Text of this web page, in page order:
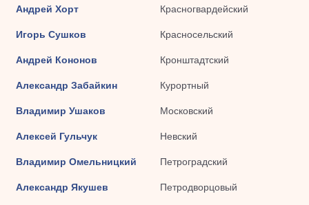
Андрей Хорт Красногвардейский
Игорь Сушков Красносельский
Андрей Кононов Кронштадтский
Александр Забайкин Курортный
Владимир Ушаков Московский
Алексей Гульчук Невский
Владимир Омельницкий Петроградский
Александр Якушев Петродворцовый